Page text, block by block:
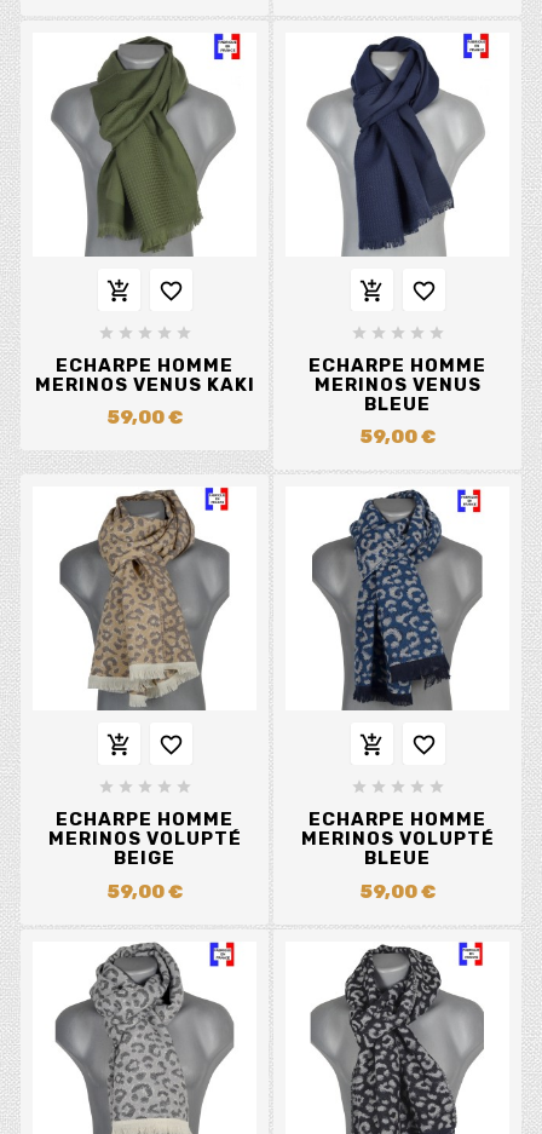
 
    
ECHARPE HOMME
MERINOS VENUS KAKI
59,00 €
 
    
ECHARPE HOMME
MERINOS VENUS
BLEUE
59,00 €
 
    
ECHARPE HOMME
MERINOS VOLUPTÉ
BEIGE
59,00 €
 
    
ECHARPE HOMME
MERINOS VOLUPTÉ
BLEUE
59,00 €